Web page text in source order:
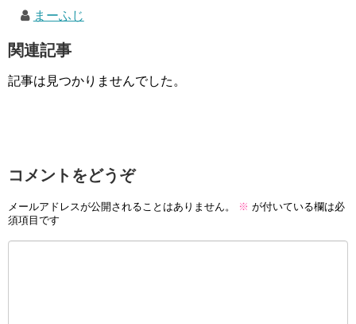
まーふじ
関連記事
記事は見つかりませんでした。
コメントをどうぞ
メールアドレスが公開されることはありません。 ※ が付いている欄は必
須項目です